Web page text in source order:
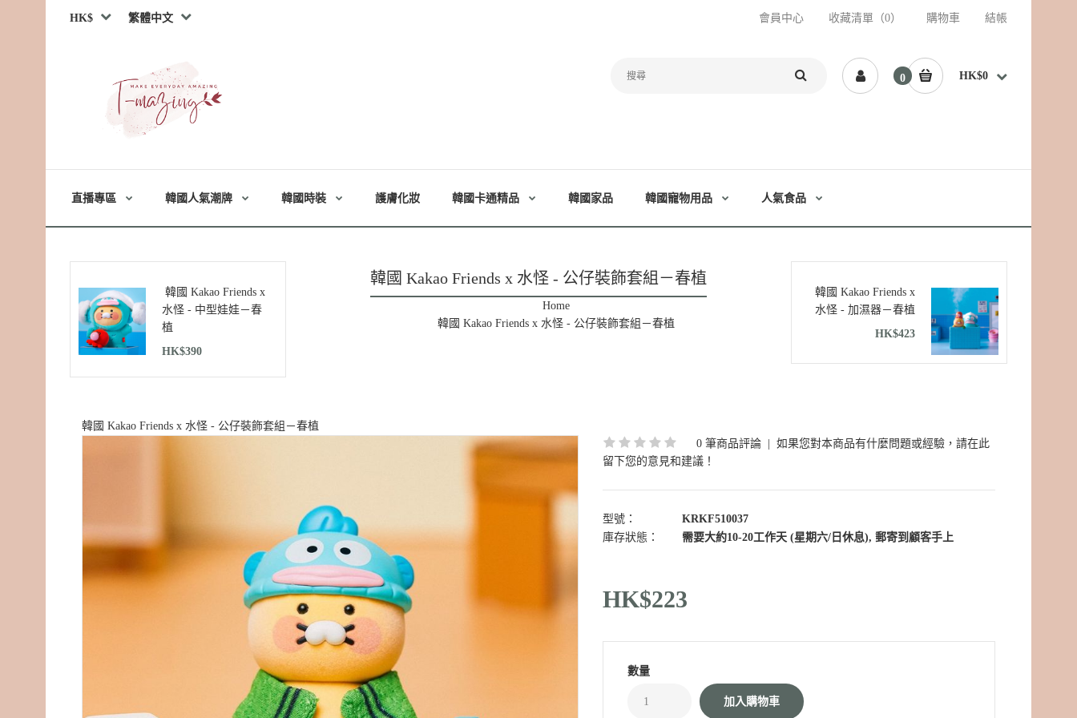
會員中心 收藏清單（0） 購物車 結帳
HK$ 繁體中文
0 HK$0
直播專區 韓國人氣潮牌 韓國時裝 護膚化妝 韓國卡通精品 韓國家品 韓國寵物用品 人氣食品
韓國 Kakao Friends x
水怪 - 中型娃娃－春
植
HK$390
韓國 Kakao Friends x 水怪 - 公仔裝飾套組－春植
Home
韓國 Kakao Friends x 水怪 - 公仔裝飾套組－春植
韓國 Kakao Friends x
水怪 - 加濕器－春植
HK$423
韓國 Kakao Friends x 水怪 - 公仔裝飾套組－春植
0 筆商品評論
如果您對本商品有什麼問題或經驗，請在此
留下您的意見和建議！
型號：
KRKF510037
庫存狀態：
需要大約10-20工作天 (星期六/日休息), 郵寄到顧客手上
HK$223
數量